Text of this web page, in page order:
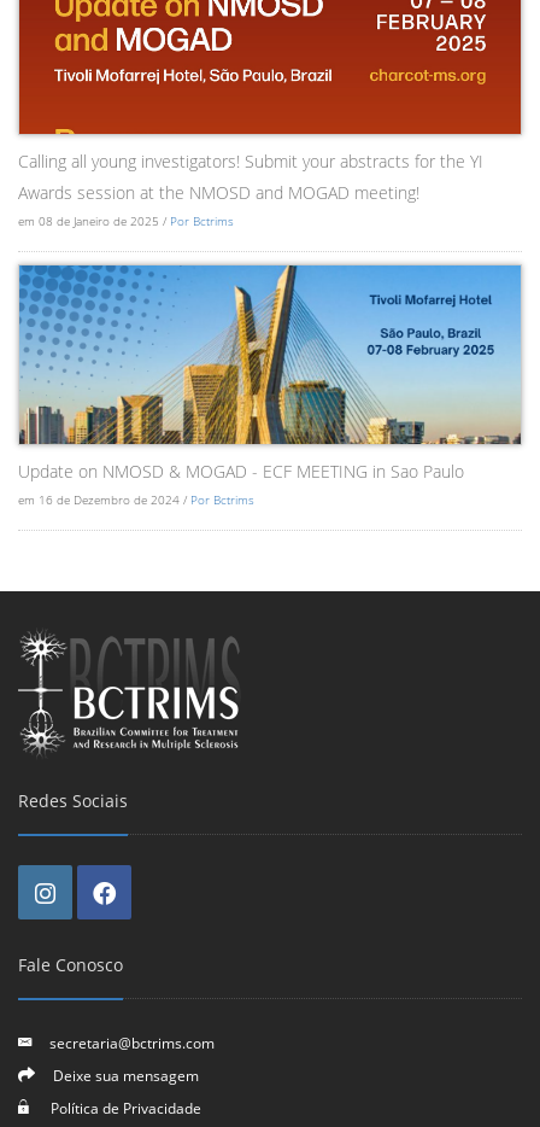
Calling all young investigators! Submit your abstracts for the YI
Awards session at the NMOSD and MOGAD meeting!
em 08 de Janeiro de 2025 / Por Bctrims
Update on NMOSD & MOGAD - ECF MEETING in Sao Paulo
em 16 de Dezembro de 2024 / Por Bctrims
Redes Sociais
Fale Conosco
secretaria@bctrims.com
Deixe sua mensagem
Política de Privacidade